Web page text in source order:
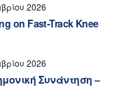
2026
on Fast-Track Knee
2026
Συνάντηση –